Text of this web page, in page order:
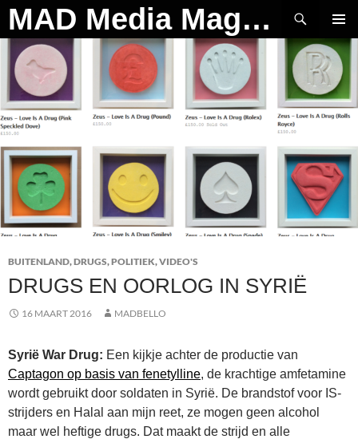
Ga
naar
inhoud
MAD Media Magazine
Zoeken
MENU
BUITENLAND,DRUGS,POLITIEK,VIDEO'S
DRUGS EN OORLOG IN SYRIË
16 MAART 2016 MADBELLO
Syrië War Drug: Een kijkje achter de productie van
Captagon op basis van fenetylline, de krachtige amfetamine
wordt gebruikt door soldaten in Syrië. De brandstof voor IS-
strijders en Halal aan mijn reet, ze mogen geen alcohol
maar wel heftige drugs. Dat maakt de strijd en alle